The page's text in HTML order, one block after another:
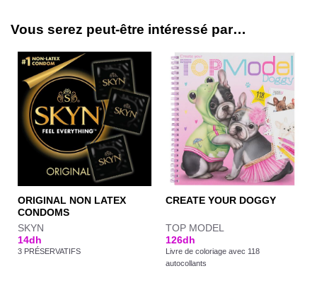
Vous serez peut-être intéressé par…
ORIGINAL NON LATEX
CONDOMS
SKYN
14dh
3 PRÉSERVATIFS
CREATE YOUR DOGGY
TOP MODEL
126dh
Livre de coloriage avec 118
autocollants